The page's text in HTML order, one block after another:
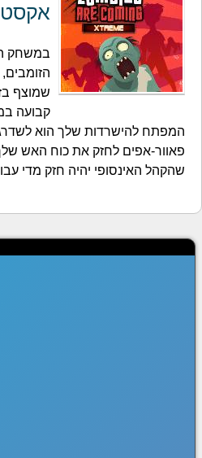
במשחק
הזומבים,
שמוצף
קבועה
המפתח להישרדות שלך הוא
פאוור-אפים לחזק את כוח האש
שהקהל האינסופי יהיה חזק מדי